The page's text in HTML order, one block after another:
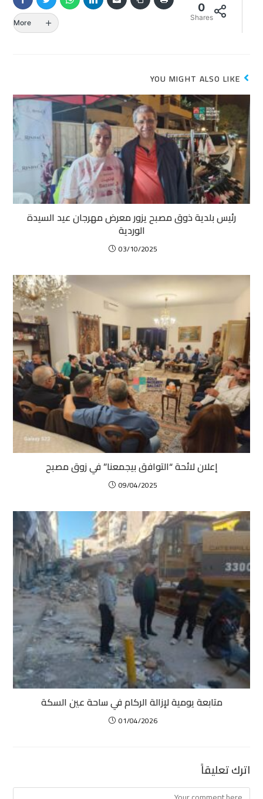
0
Shares
More
YOU MIGHT ALSO LIKE
رئيس بلدية ذوق مصبح يزور معرض مهرجان عيد السيدة
الوردية
03/10/2025
إعلان لائحة “التوافق بيجمعنا” في زوق مصبح
09/04/2025
متابعة يومية لإزالة الركام في ساحة عين السكة
01/04/2026
اترك تعليقاً